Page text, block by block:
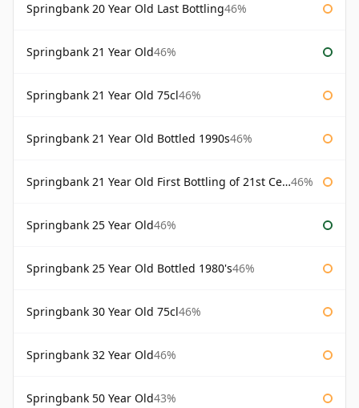
Springbank 20 Year Old Last Bottling46%
Springbank 21 Year Old46%
Springbank 21 Year Old 75cl46%
Springbank 21 Year Old Bottled 1990s46%
Springbank 21 Year Old First Bottling of 21st Century 46%
Springbank 25 Year Old46%
Springbank 25 Year Old Bottled 1980's46%
Springbank 30 Year Old 75cl46%
Springbank 32 Year Old46%
Springbank 50 Year Old43%